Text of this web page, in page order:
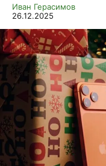
Иван Герасимов
26.12.2025